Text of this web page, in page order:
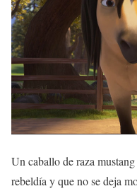
Un caballo de raza
rebeldía y que no se deja